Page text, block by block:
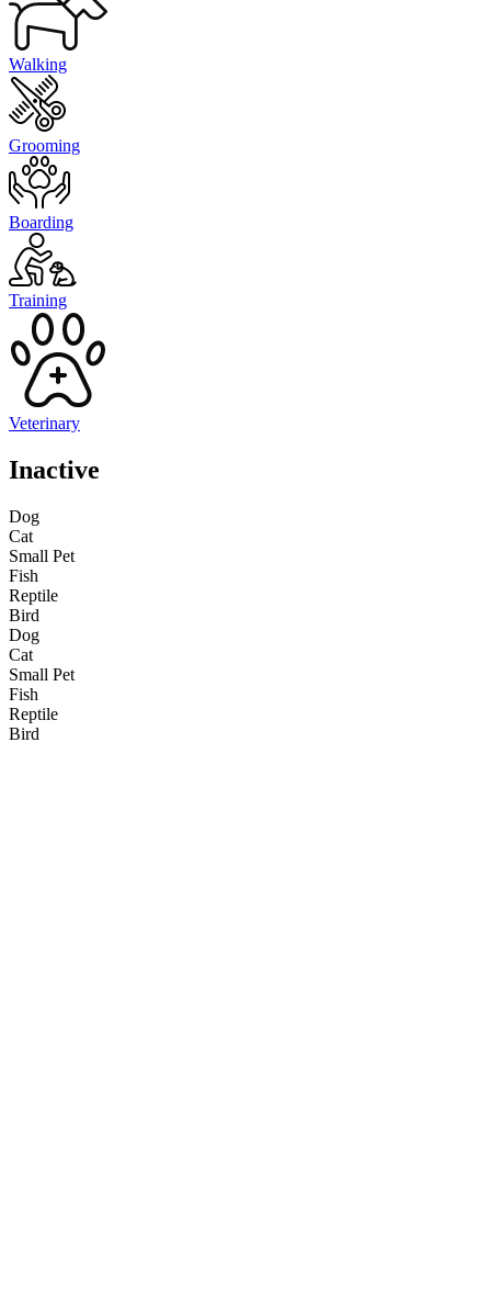
Walking
Grooming
Boarding
Training
Veterinary
Inactive
Dog
Cat
Small Pet
Fish
Reptile
Bird
Dog
Cat
Small Pet
Fish
Reptile
Bird